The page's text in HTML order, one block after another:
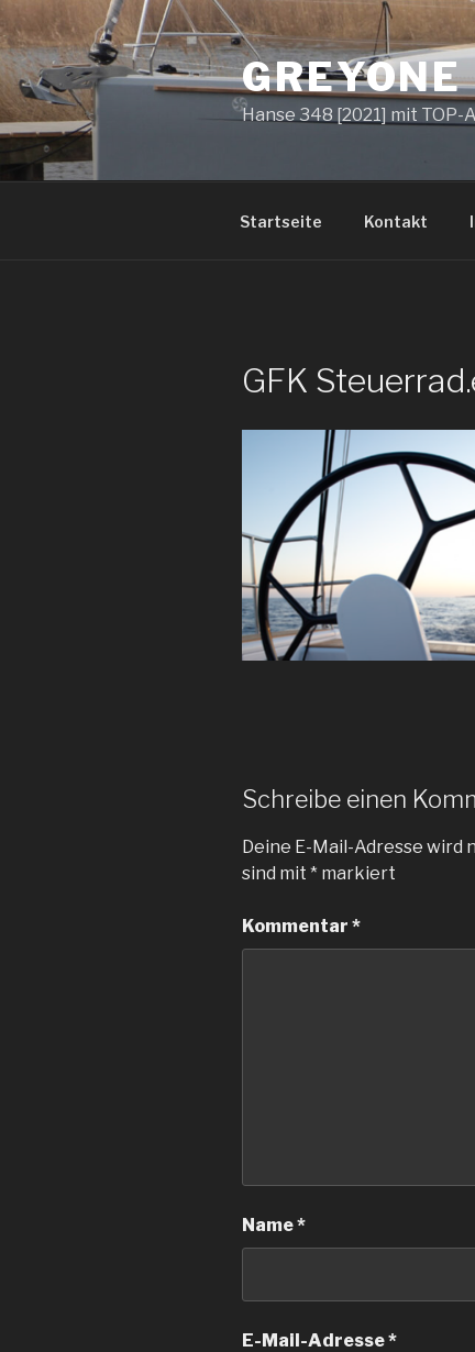
Zum
Inhalt
springen
GREYONE
Hanse 348 [2021] mit
Startseite Kontakt
GFK
Schreibe einen
Deine E-Mail-Adresse
sind mit * markiert
Kommentar *
Name*
E-Mail-Adresse*